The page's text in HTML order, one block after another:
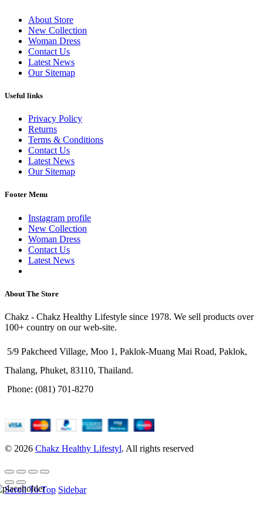
About Store
New Collection
Woman Dress
Contact Us
Latest News
Our Sitemap
Useful links
Privacy Policy
Returns
Terms & Conditions
Contact Us
Latest News
Our Sitemap
Footer Menu
Instagram profile
New Collection
Woman Dress
Contact Us
Latest News
About The Store
Chakz - Chakz Healthy Lifestyle since 1978. We sell products over
100+ country on our web-site.
5/9 Pakcheed Village, Moo 1, Paklok-Muang Mai Road, Paklok,
Thalang, Phuket, 83110, Thailand.
Phone: (081) 701-8270
© 2026 Chakz Healthy Lifestyl. All rights reserved
Scroll To Top Sidebar